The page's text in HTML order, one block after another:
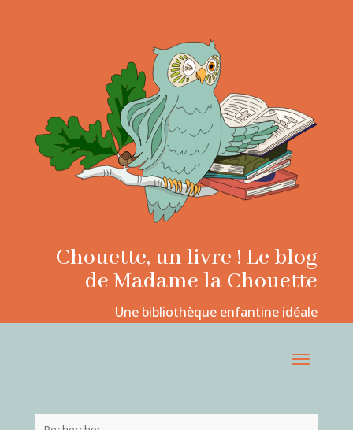
Chouette, un livre ! Le blog
de Madame la Chouette
Une bibliothèque enfantine idéale